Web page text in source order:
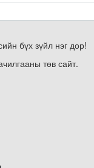
бүх зүйл нэг дор!
төв сайт.